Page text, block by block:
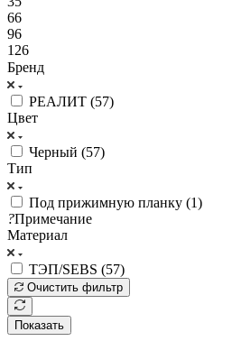
66
96
126
Бренд
РЕАЛИТ (57)
Цвет
Черный (57)
Тип
Под прижимную планку (1)
?Примечание
Материал
ТЭП/SEBS (57)
Очистить фильтр
Показать